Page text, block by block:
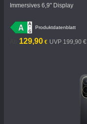
Immersives 6,9" Display
Produktdatenblatt
129,90 €
Current Price €129.9UVP 199,90 €
UVP 199,90 €